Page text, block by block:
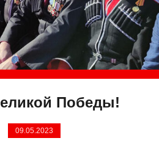
Победы!
09.05.2023